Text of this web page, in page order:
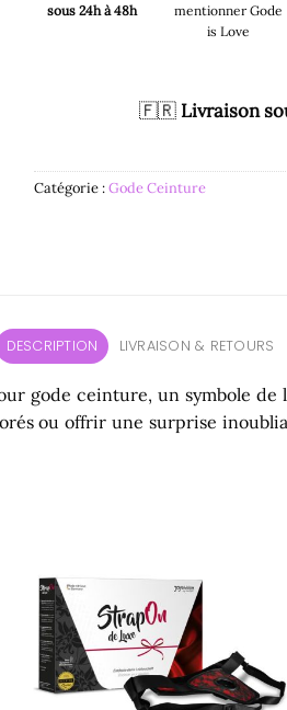
sous 24h à 48h
mentionner Gode
is Love
🇫🇷 Livraison
Catégorie :Gode Ceinture
DESCRIPTION LIVRAISON & RETOURS
gode ceinture, un symbole
ou offrir une surprise